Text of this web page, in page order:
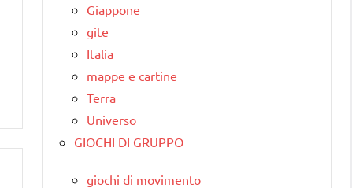
Giappone
gite
Italia
mappe e cartine
Terra
Universo
GIOCHI DI GRUPPO
giochi di movimento